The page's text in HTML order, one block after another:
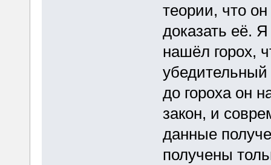
теории, что
доказать её.
нашёл горох,
до гороха он
закон, и
данные
получены